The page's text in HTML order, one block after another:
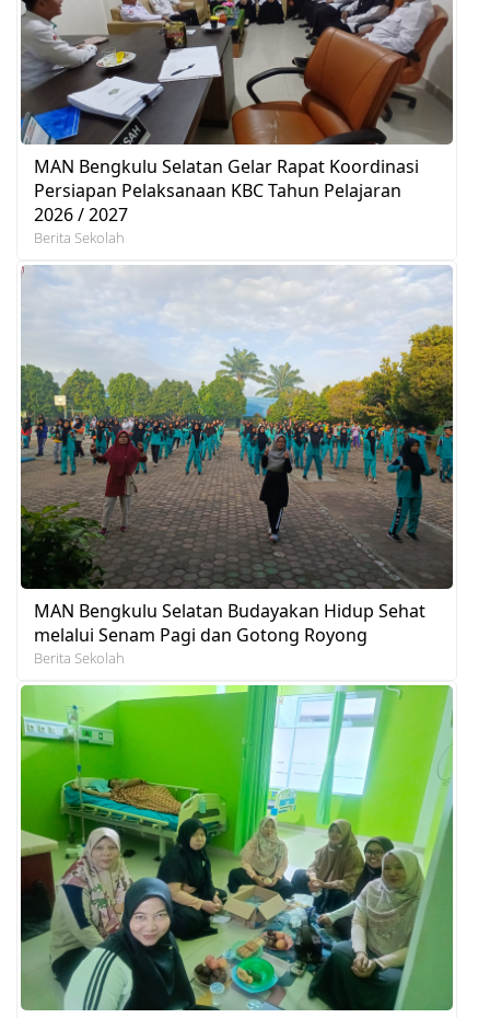
MAN Bengkulu Selatan Gelar Rapat Koordinasi
Persiapan Pelaksanaan KBC Tahun Pelajaran
2026 / 2027
Berita Sekolah
MAN Bengkulu Selatan Budayakan Hidup Sehat
melalui Senam Pagi dan Gotong Royong
Berita Sekolah